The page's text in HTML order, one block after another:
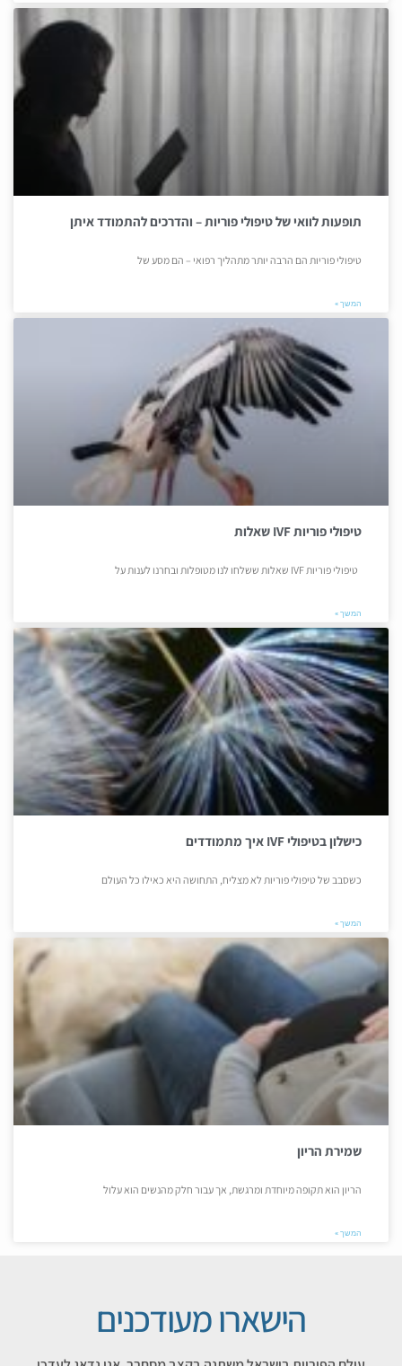
תופעות לוואי של טיפולי פוריות – והדרכים להתמודד איתן
טיפולי פוריות הם הרבה יותר מתהליך רפואי – הם מסע של
המשך »
טיפולי פוריות IVF שאלות
טיפולי פוריות IVF שאלות ששלחו לנו מטופלות ובחרנו לענות על
המשך »
כישלון בטיפולי IVF איך מתמודדים
כשסבב של טיפולי פוריות לא מצליח, התחושה היא כאילו כל העולם
המשך »
שמירת הריון
הריון הוא תקופה מיוחדת ומרגשת, אך עבור חלק מהנשים הוא עלול
המשך »
הישארו מעודכנים